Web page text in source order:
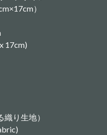
）
17cm)
り生地）